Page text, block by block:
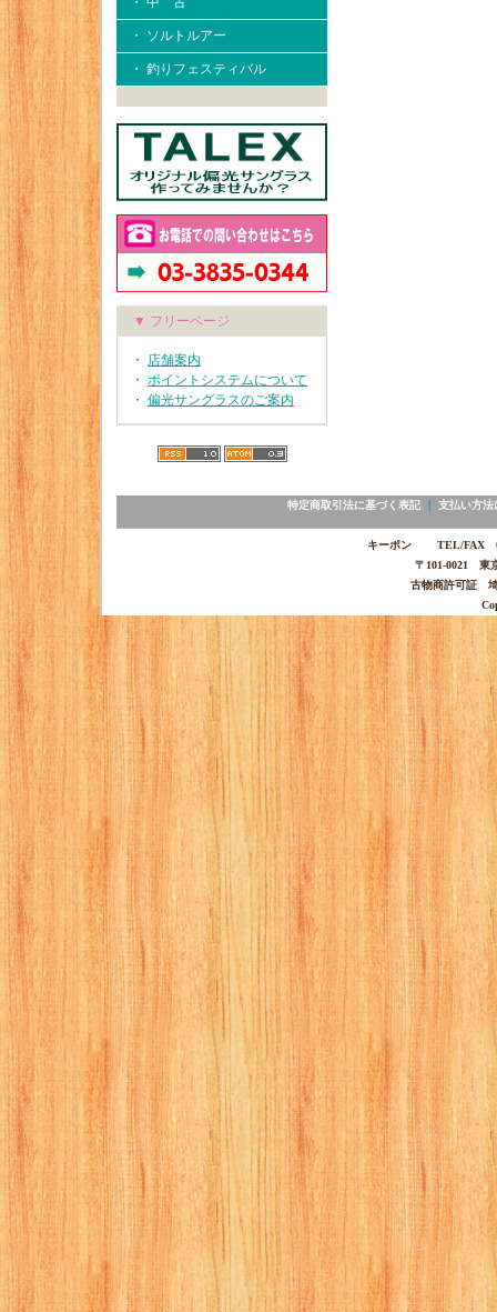
・ ソルトルアー
・ 釣りフェスティバル
▼ フリーページ
・ 店舗案内
・ ポイントシステムについて
・ 偏光サングラスのご案内
特定商取引法に基づく表記｜ 支払い方法
キーポン TEL/FAX
〒101-0021 東
古物商許可証